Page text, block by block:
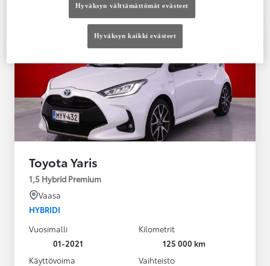
Toyota Yaris
1,5 Hybrid Premium
Vaasa
HYBRIDI
Vuosimalli
01-2021
Kilometrit
125 000 km
Käyttövoima
Vaihteisto
Hyväksyn välttämättömät evästeet
Hyväksyn kaikki evästeet